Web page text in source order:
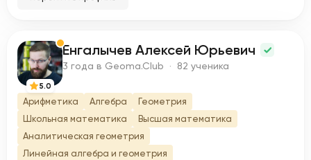
Е
5.0
Енгалычев Алексей Юрьевич
3 года в Geoma.Club · 82 ученика
Арифметика Алгебра
Геометрия
Школьная математика
Высшая математика
Аналитическая геометрия
Линейная алгебра и геометрия